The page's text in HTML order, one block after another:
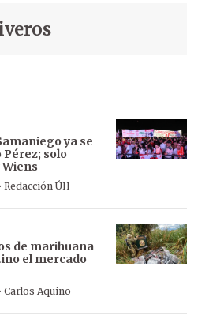
ya se
solo
· Redacción ÚH
de marihuana
el mercado
· Carlos Aquino